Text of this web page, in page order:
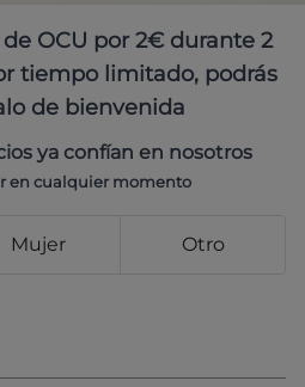
OCU por 2€ durante 2
tiempo limitado, podrás
de bienvenida
ya confían en nosotros
en cualquier momento
Mujer Otro